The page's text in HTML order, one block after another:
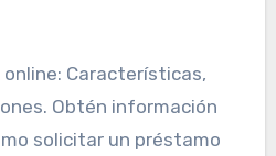
Obtén información
solicitar un préstamo